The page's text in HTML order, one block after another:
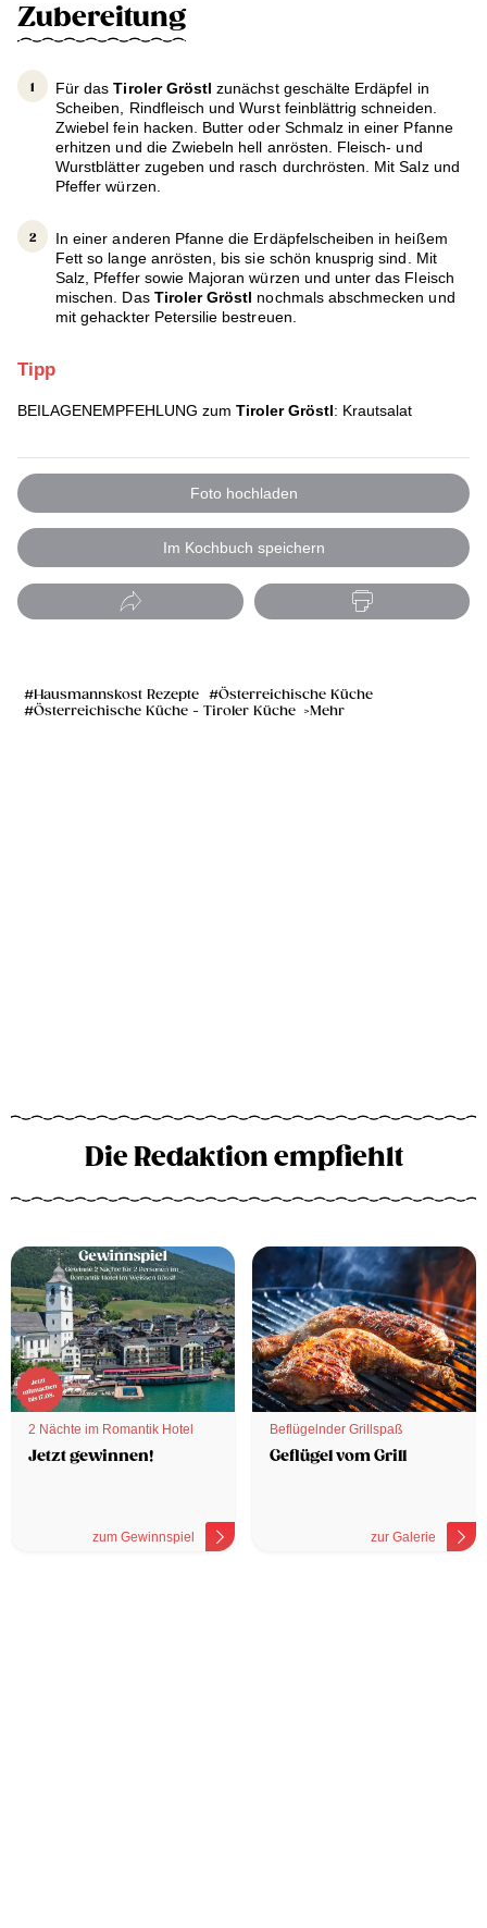
Zubereitung
Für dasTiroler Gröstlzunächst geschälte Erdäpfel in
Scheiben, Rindfleisch und Wurst feinblättrig schneiden.
Zwiebel fein hacken. Butter oder Schmalz in einer Pfanne
erhitzen und die Zwiebeln hell anrösten. Fleisch- und
Wurstblätter zugeben und rasch durchrösten. Mit Salz und
Pfeffer würzen.
In einer anderen Pfanne die Erdäpfelscheiben in heißem
Fett so lange anrösten, bis sie schön knusprig sind. Mit
Salz, Pfeffer sowie Majoran würzen und unter das Fleisch
mischen. DasTiroler Gröstl nochmals abschmecken und
mit gehackter Petersilie bestreuen.
Tipp
BEILAGENEMPFEHLUNG zum Tiroler Gröstl: Krautsalat
Foto hochladen
Im Kochbuch speichern
Hausmannskost Rezepte
Österreichische Küche
Österreichische Küche - Tiroler Küche
Mehr
Die Redaktion empfiehlt
2 Nächte im Romantik Hotel
Jetzt gewinnen!
zum Gewinnspiel
Beflügelnder Grillspaß
Geflügel vom Grill
zur Galerie